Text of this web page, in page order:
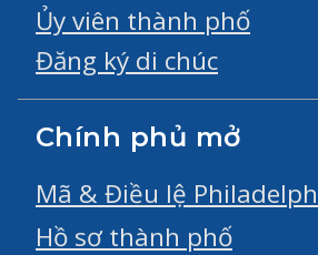
Ủy viên thành phố
Đăng ký di chúc
Chính phủ mở
Mã & Điều lệ
Hồ sơ thành phố